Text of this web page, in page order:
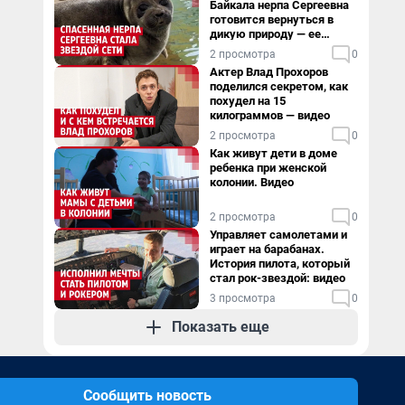
Байкала нерпа Сергеевна
готовится вернуться в
дикую природу — ее
видеоистория
2 просмотра 0
Актер Влад Прохоров
поделился секретом, как
похудел на 15
килограммов — видео
2 просмотра 0
Как живут дети в доме
ребенка при женской
колонии. Видео
2 просмотра 0
Управляет самолетами и
играет на барабанах.
История пилота, который
стал рок-звездой: видео
3 просмотра 0
Показать еще
Сообщить новость